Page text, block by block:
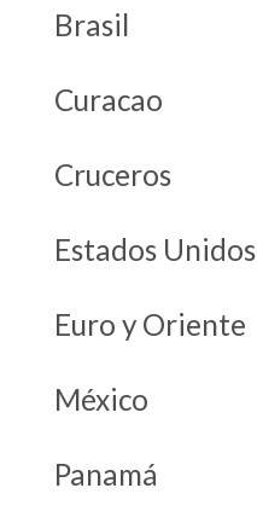
Brasil
Curacao
Cruceros
Estados Unidos
Euro y Oriente
México
Panamá